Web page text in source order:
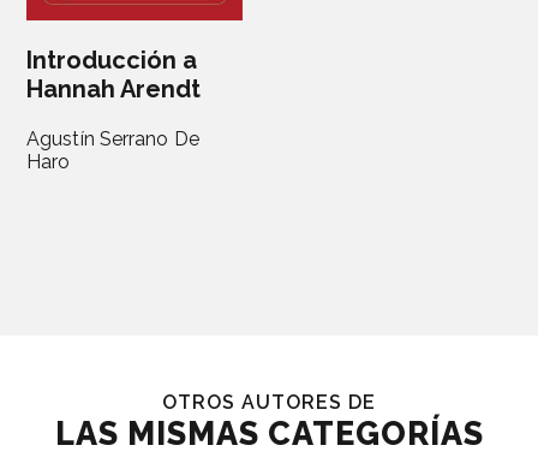
Introducción a
Hannah Arendt
Agustín Serrano De
Haro
OTROS AUTORES DE
LAS MISMAS CATEGORÍAS